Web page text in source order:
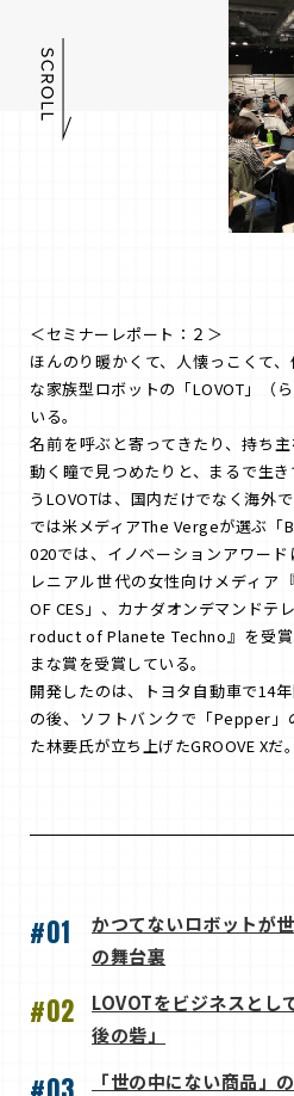
＜セミナーレポート：２＞
ほんのり暖かくて、人懐っこくて、
な家族型ロボットの「LOVOT」（
いる。
名前を呼ぶと寄ってきたり、持ち
動く瞳で見つめたりと、まるで生
うLOVOTは、国内だけでなく海外
では米メディアThe Vergeが選ぶ「
020では、イノベーションアワー
レニアル世代の女性向けメディア
OF CES」、カナダオンデマンドテ
roduct of Planete Techno』を受
まな賞を受賞している。
開発したのは、トヨタ自動車で14
の後、ソフトバンクで「Pepper」
た林要氏が立ち上げたGROOVE Xだ。
#01
かつてないロボットが
の舞台裏
#02
LOVOTをビジネスとし
後の砦」
「世の中にない商品」